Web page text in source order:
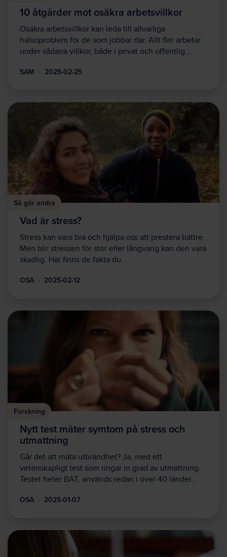
10 åtgärder mot osäkra arbetsvillkor
Osäkra arbetsvillkor kan leda till allvarliga
hälsoproblem för de som jobbar där. Allt fler arbetar
under sådana villkor, både i privat och offentlig…
SAM 2025-02-25
Så gör andra
Vad är stress?
Stress kan vara bra och hjälpa oss att prestera bättre.
Men blir stressen för stor eller långvarig kan den vara
skadlig. Här finns de fakta du…
OSA 2025-02-12
Forskning
Nytt test mäter symtom på stress och
utmattning
Går det att mäta utbrändhet? Ja, med ett
vetenskapligt test som ringar in grad av utmattning.
Testet heter BAT, används redan i över 40 länder…
OSA 2025-01-07